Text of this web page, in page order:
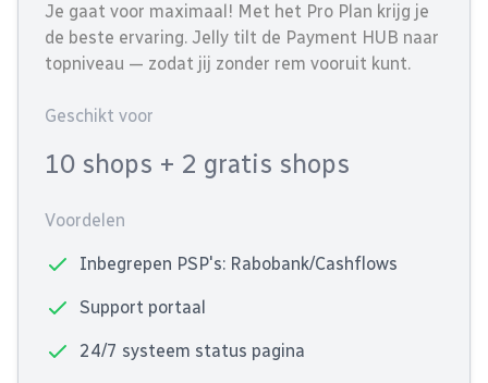
Je gaat voor maximaal! Met het Pro Plan krijg je
de beste ervaring. Jelly tilt de Payment HUB naar
topniveau — zodat jij zonder rem vooruit kunt.
Geschikt voor
10 shops + 2 gratis shops
Voordelen
Inbegrepen PSP's: Rabobank/Cashflows
Support portaal
24/7 systeem status pagina